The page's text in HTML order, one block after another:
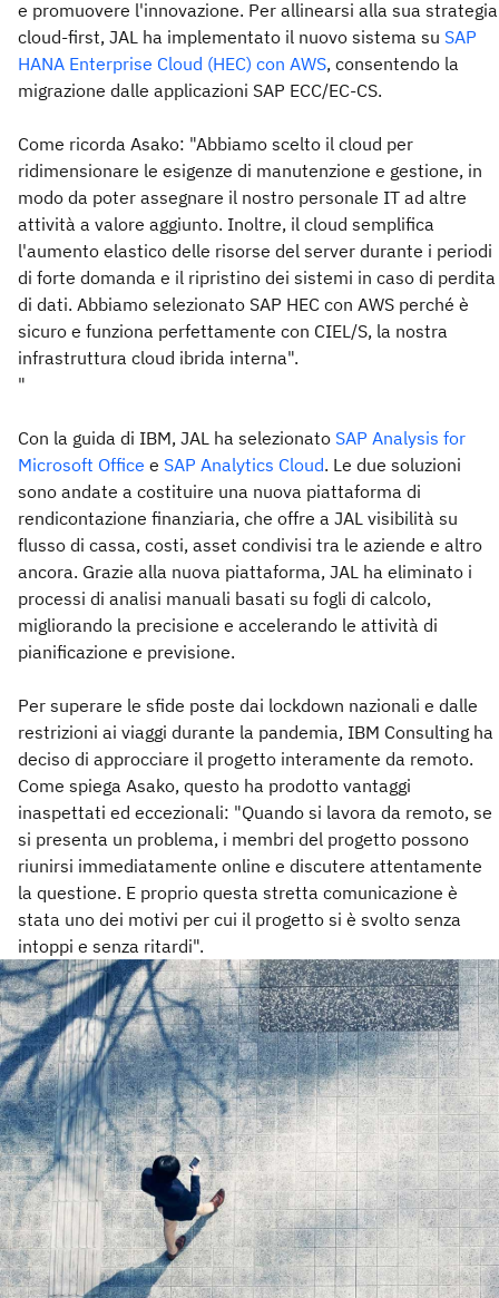
e promuovere l'innovazione. Per allinearsi alla sua strategia
cloud-first, JAL ha implementato il nuovo sistema su SAP
HANA Enterprise Cloud (HEC) con AWS, consentendo la
migrazione dalle applicazioni SAP ECC/EC-CS.
Come ricorda Asako: "Abbiamo scelto il cloud per
ridimensionare le esigenze di manutenzione e gestione, in
modo da poter assegnare il nostro personale IT ad altre
attività a valore aggiunto. Inoltre, il cloud semplifica
l'aumento elastico delle risorse del server durante i periodi
di forte domanda e il ripristino dei sistemi in caso di perdita
di dati. Abbiamo selezionato SAP HEC con AWS perché è
sicuro e funziona perfettamente con CIEL/S, la nostra
infrastruttura cloud ibrida interna".
"
Con la guida di IBM, JAL ha selezionato SAP Analysis for
Microsoft Office e SAP Analytics Cloud. Le due soluzioni
sono andate a costituire una nuova piattaforma di
rendicontazione finanziaria, che offre a JAL visibilità su
flusso di cassa, costi, asset condivisi tra le aziende e altro
ancora. Grazie alla nuova piattaforma, JAL ha eliminato i
processi di analisi manuali basati su fogli di calcolo,
migliorando la precisione e accelerando le attività di
pianificazione e previsione.
Per superare le sfide poste dai lockdown nazionali e dalle
restrizioni ai viaggi durante la pandemia, IBM Consulting ha
deciso di approcciare il progetto interamente da remoto.
Come spiega Asako, questo ha prodotto vantaggi
inaspettati ed eccezionali: "Quando si lavora da remoto, se
si presenta un problema, i membri del progetto possono
riunirsi immediatamente online e discutere attentamente
la questione. E proprio questa stretta comunicazione è
stata uno dei motivi per cui il progetto si è svolto senza
intoppi e senza ritardi".